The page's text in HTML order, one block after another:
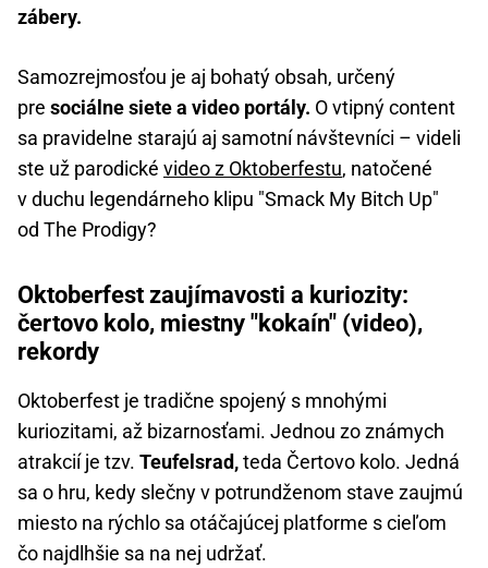
zábery.
Samozrejmosťou je aj bohatý obsah, určený
pre sociálne siete a video portály. O vtipný content
sa pravidelne starajú aj samotní návštevníci – videli
ste už parodické video z Oktoberfestu, natočené
v duchu legendárneho klipu "Smack My Bitch Up"
od The Prodigy?
Oktoberfest zaujímavosti a kuriozity:
čertovo kolo, miestny "kokaín" (video),
rekordy
Oktoberfest je tradične spojený s mnohými
kuriozitami, až bizarnosťami. Jednou zo známych
atrakcií je tzv. Teufelsrad,teda Čertovo kolo. Jedná
sa o hru, kedy slečny v potrundženom stave zaujmú
miesto na rýchlo sa otáčajúcej platforme s cieľom
čo najdlhšie sa na nej udržať.